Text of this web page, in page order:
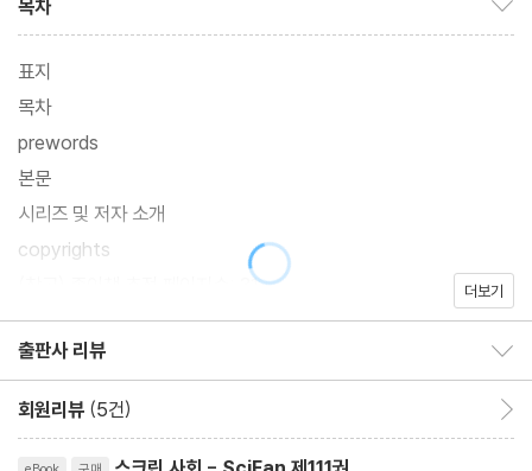
벽에서 사람들을 떼어낼 방법을 고민한다.
대중 매체가 지배하는 사회, 거리는 황량하고, 사람들 사이의 접촉은
끊긴다. 스크린 속 삶만이 진정한 삶이기에.
목차
표지
목차
prewords
본문
시리즈 및 저자 소개
copyrights
(참고) 종이책 추정 페이지수: 31
더보기
출판사 리뷰
회원리뷰 (5건)